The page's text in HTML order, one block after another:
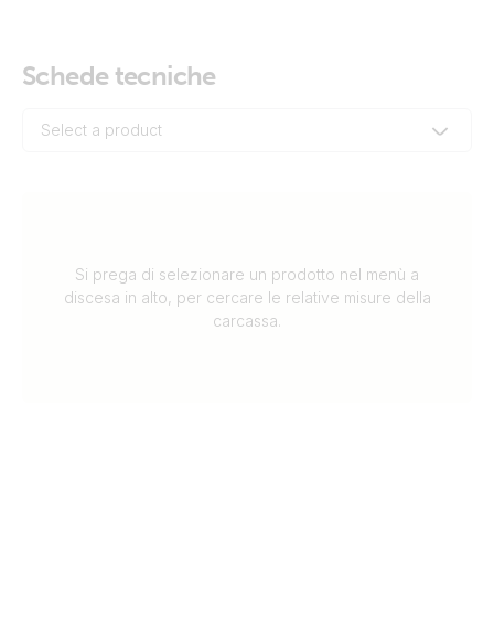
SmartShunt
Schede tecniche
Select a product
Si prega di selezionare un prodotto nel menù a
discesa in alto, per cercare le relative misure della
carcassa.